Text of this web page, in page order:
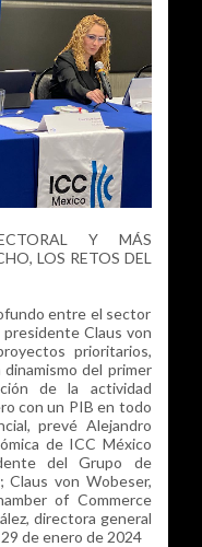
Y MÁS
LOS RETOS DEL
entre el sector
presidente Claus von
prioritarios,
del primer
de la actividad
con un PIB en todo
prevé Alejandro
de ICC México
del Grupo de
Claus von Wobeser,
of Commerce
directora general
de enero de 2024